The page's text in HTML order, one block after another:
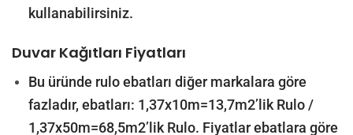
kullanabilirsiniz.
Duvar Kağıtları Fiyatları
Bu üründe rulo ebatları diğer markalara göre
fazladır, ebatları: 1,37x10m=13,7m2’lik Rulo /
1,37x50m=68,5m2’lik Rulo. Fiyatlar ebatlara göre